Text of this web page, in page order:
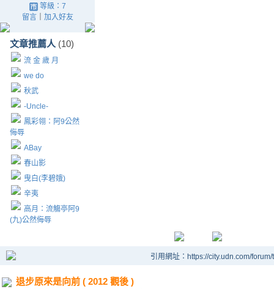
等級：7
留言｜ 加入好友
文章推薦人 (10)
流 金 歲 月
we do
秋武
-Uncle-
鳳彩翎：阿9公然
侮辱
ABay
春山影
曳白(李碧娥)
辛夷
高月：流觴亭阿9
(九)公然侮辱
引用網址：https://city.udn.com/
退步原來是向前 ( 2012 觀後 )